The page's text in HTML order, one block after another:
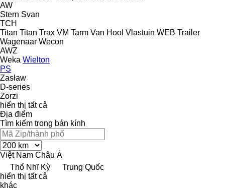
AW
Stern Svan
TCH
Titan Titan Trax VM Tarm Van Hool Vlastuin WEB Trailer
Wagenaar Wecon
AWZ
Weka Wielton
PS
Zasław
D-series
Zorzi
hiển thị tất cả
Địa điểm
Tìm kiếm trong bán kính
Việt Nam Châu Á
Thổ Nhĩ Kỳ
Trung Quốc
hiển thị tất cả
khác